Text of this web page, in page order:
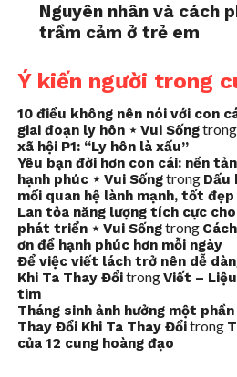
Nguyên nhân và cách
trầm cảm ở trẻ em
Ý kiến người trong
10 điều không nên nói với con
giai đoạn ly hôn ⋆ Vui Sốngtrong
xã hội P1: “Ly hôn là xấu”
Yêu bạn đời hơn con cái: nền
hạnh phúc ⋆ Vui Sốngtrong Dấu
mối quan hệ lành mạnh, tốt đẹp
Lan tỏa năng lượng tích cực
phát triển ⋆ Vui Sốngtrong
ơn để hạnh phúc hơn mỗi ngày
Để việc viết lách trở nên dễ
Khi Ta Thay ĐổitrongViết –
tim
Tháng sinh ảnh hưởng một
Thay Đổi Khi Ta Thay Đổitrong
của 12 cung hoàng đạo